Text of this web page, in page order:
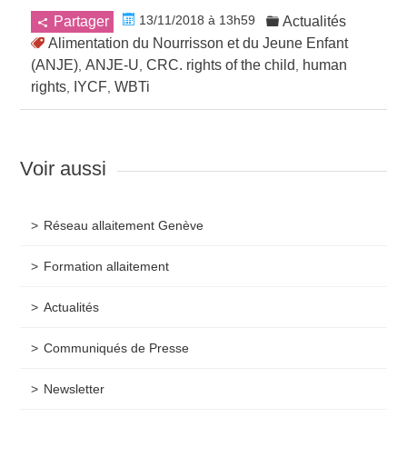
Partager 13/11/2018 à 13h59
Actualités
Alimentation du Nourrisson et du Jeune Enfant
(ANJE),ANJE-U,CRC. rights of the child, human
rights, IYCF,WBTi
Voir aussi
Réseau allaitement Genève
Formation allaitement
Actualités
Communiqués de Presse
Newsletter